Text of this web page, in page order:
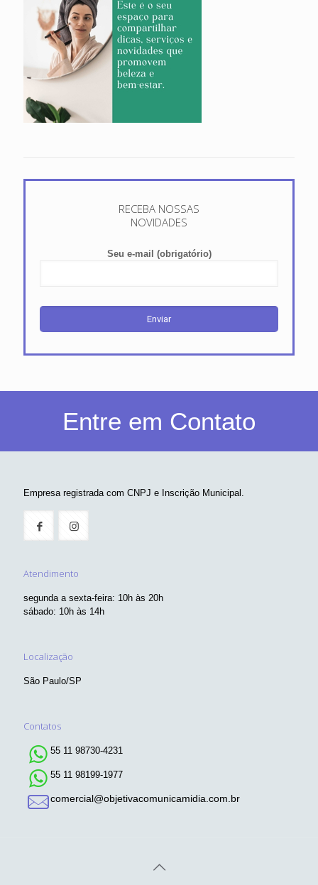
RECEBA NOSSAS
NOVIDADES
Seu e-mail (obrigatório)
Entre em Contato
Empresa registrada com CNPJ e Inscrição Municipal.
Atendimento
segunda a sexta-feira: 10h às 20h
sábado: 10h às 14h
Localização
São Paulo/SP
Contatos
55 11 98730-4231
55 11 98199-1977
comercial@objetivacomunicamidia.com.br